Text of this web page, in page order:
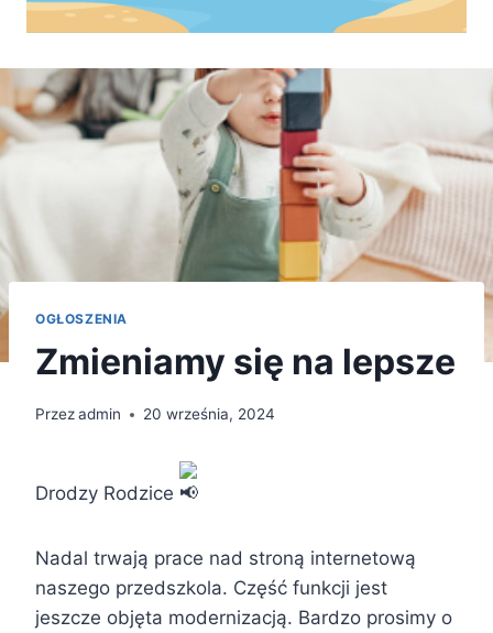
OGŁOSZENIA
Zmieniamy się na lepsze
Przezadmin 20 września, 2024
Drodzy Rodzice
Nadal trwają prace nad stroną internetową
naszego przedszkola. Część funkcji jest
jeszcze objęta modernizacją. Bardzo prosimy o